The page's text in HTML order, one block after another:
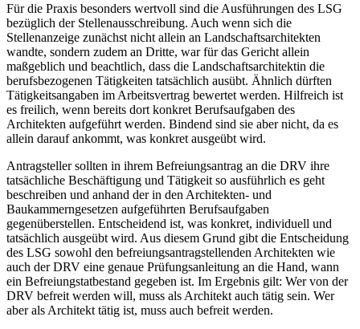
Für die Praxis besonders wertvoll sind die Ausführungen des LSG
bezüglich der Stellenausschreibung. Auch wenn sich die
Stellenanzeige zunächst nicht allein an Landschaftsarchitekten
wandte, sondern zudem an Dritte, war für das Gericht allein
maßgeblich und beachtlich, dass die Landschaftsarchitektin die
berufsbezogenen Tätigkeiten tatsächlich ausübt. Ähnlich dürften
Tätigkeitsangaben im Arbeitsvertrag bewertet werden. Hilfreich ist
es freilich, wenn bereits dort konkret Berufsaufgaben des
Architekten aufgeführt werden. Bindend sind sie aber nicht, da es
allein darauf ankommt, was konkret ausgeübt wird.
Antragsteller sollten in ihrem Befreiungsantrag an die DRV ihre
tatsächliche Beschäftigung und Tätigkeit so ausführlich es geht
beschreiben und anhand der in den Architekten- und
Baukammerngesetzen aufgeführten Berufsaufgaben
gegenüberstellen. Entscheidend ist, was konkret, individuell und
tatsächlich ausgeübt wird. Aus diesem Grund gibt die Entscheidung
des LSG sowohl den befreiungsantragstellenden Architekten wie
auch der DRV eine genaue Prüfungsanleitung an die Hand, wann
ein Befreiungstatbestand gegeben ist. Im Ergebnis gilt: Wer von der
DRV befreit werden will, muss als Architekt auch tätig sein. Wer
aber als Architekt tätig ist, muss auch befreit werden.